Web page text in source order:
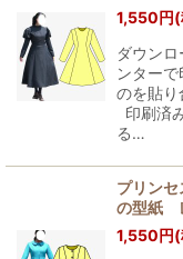
1,550円
ダウン
ンター
のを貼り
印刷済
る…
プリン
の型紙
1,550円